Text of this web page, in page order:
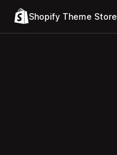
Shopify Theme Store